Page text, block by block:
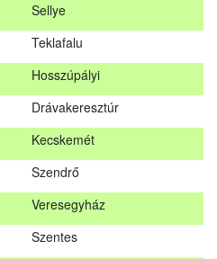
Sellye
Teklafalu
Hosszúpályi
Drávakeresztúr
Kecskemét
Szendrő
Veresegyház
Szentes
Kosd
Csobánka
Drávakeresztúr